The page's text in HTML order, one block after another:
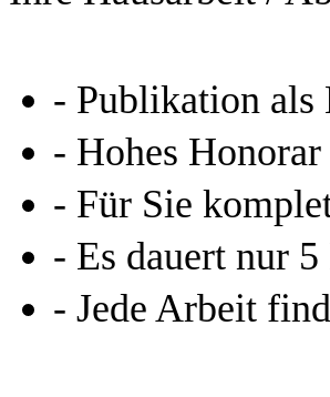
- Publikation als
- Hohes
- Für Sie
- Es dauert nur
- Jede Arbeit